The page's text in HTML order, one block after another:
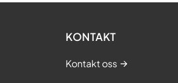
KONTAKT
Kontakt oss